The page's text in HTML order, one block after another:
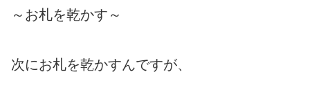
～お札を乾かす～
次にお札を乾かすんですが、